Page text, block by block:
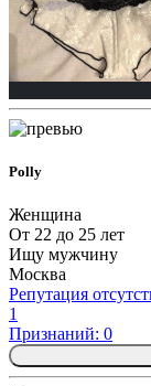
Polly
Женщина
От 22 до 25 лет
Ищу мужчину
Москва
Репутация
1
Признаний: 0